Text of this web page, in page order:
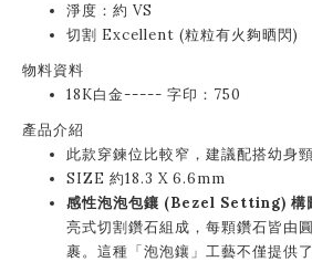
淨度：約 VS
切割 Excellent (粒粒有火夠晒閃)
物料資料
18K白金----- 字印：750
產品介紹
此款穿鍊位比較窄，建議配搭幼身
SIZE 約18.3 X 6.6mm
感性泡泡包鑲 (Bezel Setting) 構
亮式切割鑽石組成，每顆鑽石皆由
裹。這種「泡泡鑲」工藝不僅提供